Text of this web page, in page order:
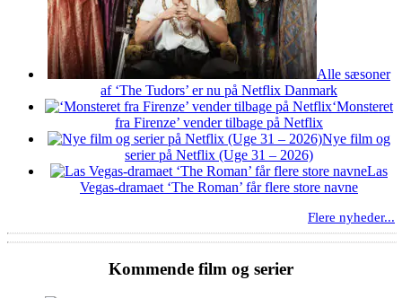
Alle sæsoner
af ‘The Tudors’ er nu på Netflix Danmark
‘Monsteret
fra Firenze’ vender tilbage på Netflix
Nye film og
serier på Netflix (Uge 31 – 2026)
Las
Vegas-dramaet ‘The Roman’ får flere store navne
Flere nyheder...
Kommende film og serier